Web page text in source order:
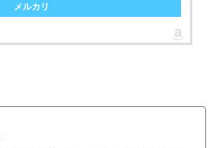
メルカリ